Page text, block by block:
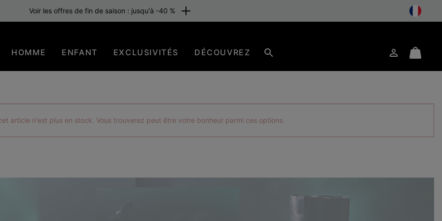
gratuite pour les membres ou dès 80 €. Adhérez maintenant
HOMME ENFANT EXCLUSIVITÉS DÉCOUVREZ Connexion
Mini
article n'est plus en stock. Vous trouverez peut être votre bonheur parmi ces options.